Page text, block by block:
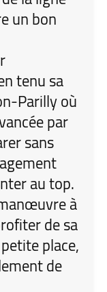
un bon
tenu sa
Parilly où
par
sans
au top.
à
de sa
place,
de